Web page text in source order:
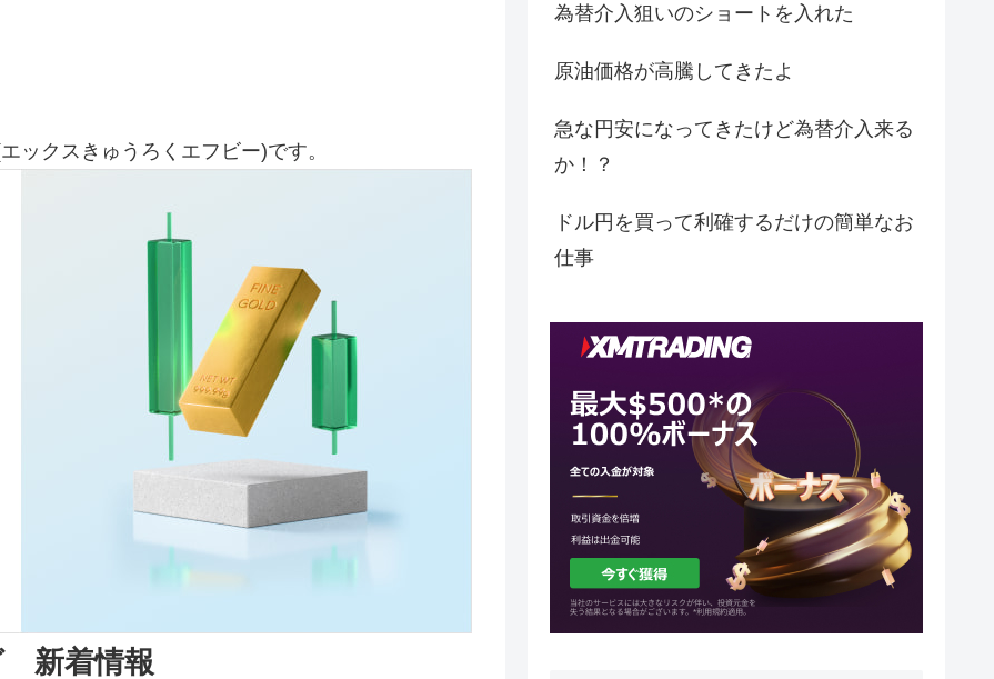
ックスきゅうろくエフビー)です。
新着情報
為替介入狙いのショートを入れた
原油価格が高騰してきたよ
急な円安になってきたけど為替介入来る
か！？
ドル円を買って利確するだけの簡単なお
仕事